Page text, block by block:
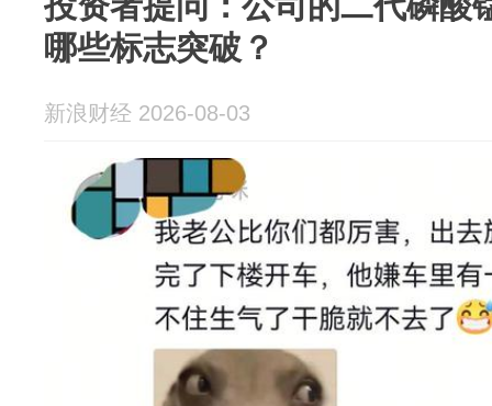
哪些标志突破？
新浪财经 2026-08-03